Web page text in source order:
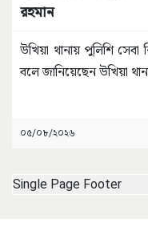
রহমান
উখিয়া থানায় পুলিশি
বলে জানিয়েছেন উখিয়া
০৫/০৮/২০২৬
Single Page Footer